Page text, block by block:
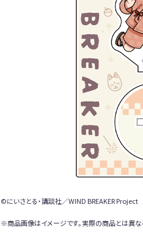
©にいさとる・講談社／WIND BREAKER Project
※商品画像はイメージです。実際の商品とは異な